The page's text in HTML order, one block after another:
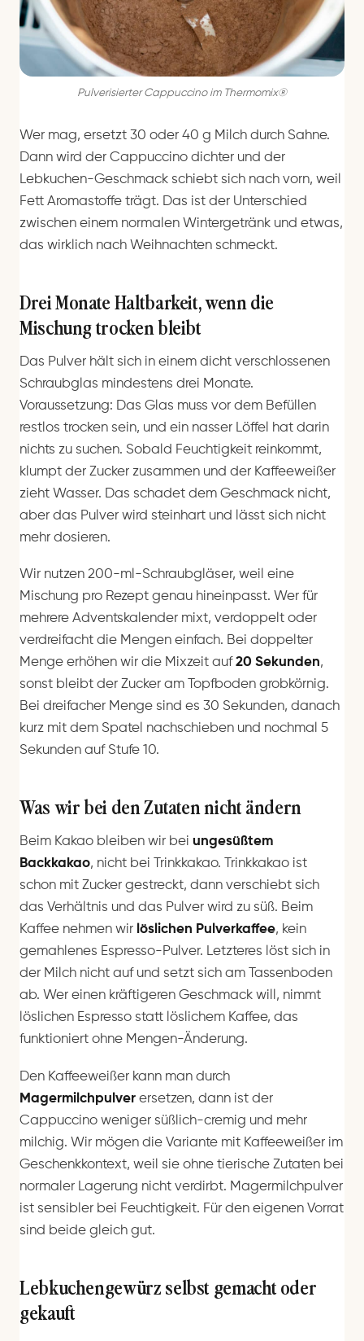
Pulverisierter Cappuccino im Thermomix®
Wer mag, ersetzt 30 oder 40 g Milch durch Sahne.
Dann wird der Cappuccino dichter und der
Lebkuchen-Geschmack schiebt sich nach vorn, weil
Fett Aromastoffe trägt. Das ist der Unterschied
zwischen einem normalen Wintergetränk und etwas,
das wirklich nach Weihnachten schmeckt.
Drei Monate Haltbarkeit, wenn die
Mischung trocken bleibt
Das Pulver hält sich in einem dicht verschlossenen
Schraubglas mindestens drei Monate.
Voraussetzung: Das Glas muss vor dem Befüllen
restlos trocken sein, und ein nasser Löffel hat darin
nichts zu suchen. Sobald Feuchtigkeit reinkommt,
klumpt der Zucker zusammen und der Kaffeeweißer
zieht Wasser. Das schadet dem Geschmack nicht,
aber das Pulver wird steinhart und lässt sich nicht
mehr dosieren.
Wir nutzen 200-ml-Schraubgläser, weil eine
Mischung pro Rezept genau hineinpasst. Wer für
mehrere Adventskalender mixt, verdoppelt oder
verdreifacht die Mengen einfach. Bei doppelter
Menge erhöhen wir die Mixzeit auf20 Sekunden,
sonst bleibt der Zucker am Topfboden grobkörnig.
Bei dreifacher Menge sind es 30 Sekunden, danach
kurz mit dem Spatel nachschieben und nochmal 5
Sekunden auf Stufe 10.
Was wir bei den Zutaten nicht ändern
Beim Kakao bleiben wir bei ungesüßtem
Backkakao, nicht bei Trinkkakao. Trinkkakao ist
schon mit Zucker gestreckt, dann verschiebt sich
das Verhältnis und das Pulver wird zu süß. Beim
Kaffee nehmen wir löslichen Pulverkaffee, kein
gemahlenes Espresso-Pulver. Letzteres löst sich in
der Milch nicht auf und setzt sich am Tassenboden
ab. Wer einen kräftigeren Geschmack will, nimmt
löslichen Espresso statt löslichem Kaffee, das
funktioniert ohne Mengen-Änderung.
Den Kaffeeweißer kann man durch
Magermilchpulver ersetzen, dann ist der
Cappuccino weniger süßlich-cremig und mehr
milchig. Wir mögen die Variante mit Kaffeeweißer im
Geschenkkontext, weil sie ohne tierische Zutaten bei
normaler Lagerung nicht verdirbt. Magermilchpulver
ist sensibler bei Feuchtigkeit. Für den eigenen Vorrat
sind beide gleich gut.
Lebkuchengewürz selbst gemacht oder
gekauft